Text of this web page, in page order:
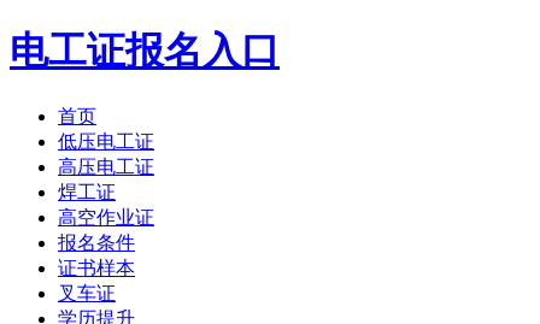
电工证报名入口
首页
低压电工证
高压电工证
焊工证
高空作业证
报名条件
证书样本
叉车证
学历提升